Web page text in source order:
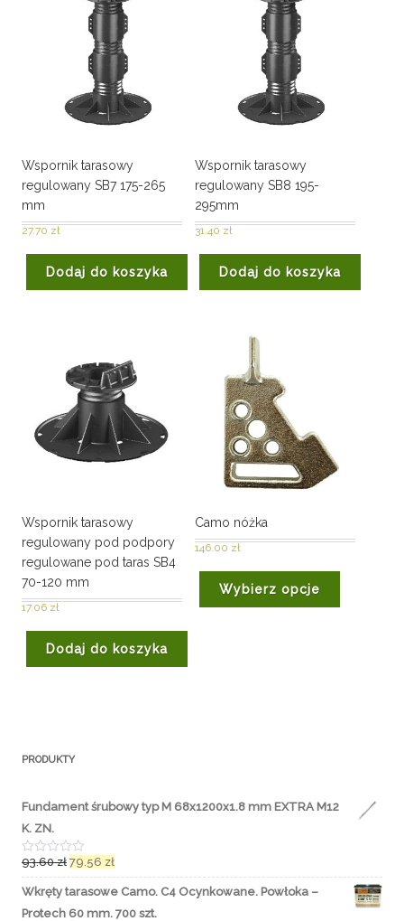
Wspornik tarasowy
regulowany SB7 175-265
mm
27.70 zł
Dodaj do koszyka
Wspornik tarasowy
regulowany SB8 195-
295mm
31.40 zł
Dodaj do koszyka
Wspornik tarasowy
regulowany pod podpory
regulowane pod taras SB4
70-120 mm
17.06 zł
Dodaj do koszyka
Camo nóżka
146.00 zł
Wybierz opcje
PRODUKTY
Fundament śrubowy typ M 68x1200x1.8 mm EXTRA M12
K. ZN.
O
c
e
n
i
93.60zł 79.56 zł
Wkręty tarasowe Camo. C4 Ocynkowane. Powłoka –
Protech 60 mm. 700 szt.